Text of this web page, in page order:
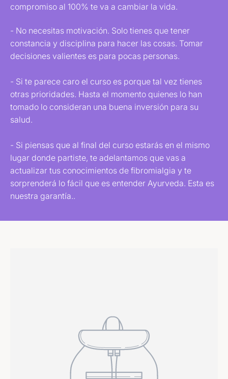
compromiso al 100% te va a cambiar la vida.
- No necesitas motivación. Solo tienes que tener
constancia y disciplina para hacer las cosas. Tomar
decisiones valientes es para pocas personas.
- Si te parece caro el curso es porque tal vez tienes
otras prioridades. Hasta el momento quienes lo han
tomado lo consideran una buena inversión para su
salud.
- Si piensas que al final del curso estarás en el mismo
lugar donde partiste, te adelantamos que vas a
actualizar tus conocimientos de fibromialgia y te
sorprenderá lo fácil que es entender Ayurveda. Esta es
nuestra garantía..